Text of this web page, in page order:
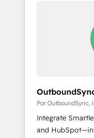
Por OutboundSync,
Integrate
and